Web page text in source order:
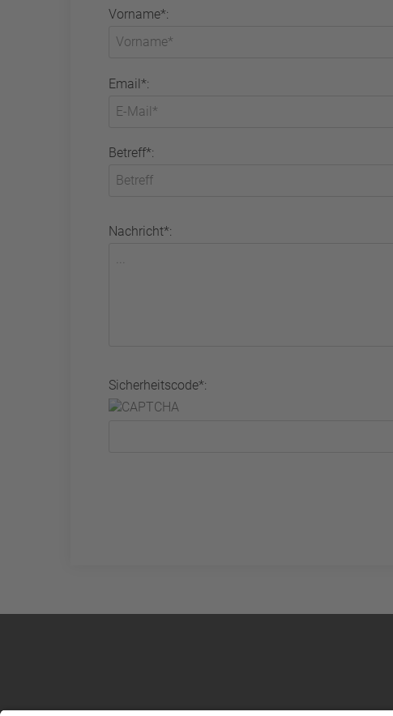
Vorname*:
Email*:
Betreff*:
Nachricht*:
Sicherheitscode*: